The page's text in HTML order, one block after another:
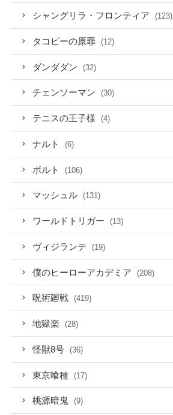
シャングリラ・フロンティア (123)
タコピーの原罪 (12)
ダンダダン (32)
チェンソーマン (30)
テニスの王子様 (4)
ナルト (6)
ボルト (106)
マッシュル (131)
ワールドトリガー (13)
ヴィジランテ (19)
僕のヒーローアカデミア (208)
呪術廻戦 (419)
地獄楽 (28)
怪獣8号 (36)
東京喰種 (17)
桃源暗鬼 (9)